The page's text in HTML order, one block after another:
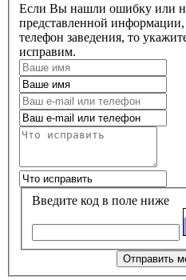
Если Вы нашли ошибку или
представленной
телефон заведения, то
исправим.
Введите код в поле ниже
Отправить